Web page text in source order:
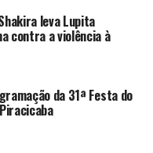
leva Lupita
contra a violência à
da 31ª Festa do